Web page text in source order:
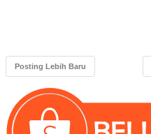
Posting Lebih Baru